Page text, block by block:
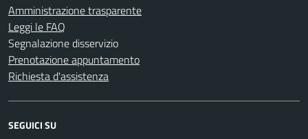
Amministrazione trasparente
Leggi le FAQ
Segnalazione disservizio
Prenotazione appuntamento
Richiesta d'assistenza
SEGUICI SU